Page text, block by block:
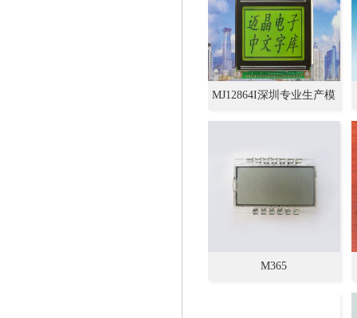
MJ12864I深圳专业生产模
组厂,LCD加工定制+设计
M365